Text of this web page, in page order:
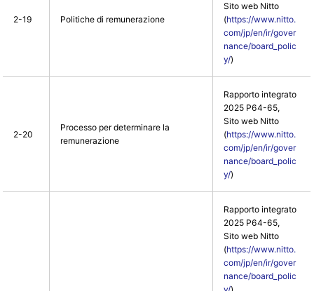
2-19 Politiche di remunerazione
Sito web Nitto
(https://www.nitto.
com/jp/en/ir/gover
nance/board_polic
y/)
2-20
Processo per determinare la
remunerazione
Rapporto integrato
2025 P64-65,
Sito web Nitto
(https://www.nitto.
com/jp/en/ir/gover
nance/board_polic
y/)
Rapporto integrato
2025 P64-65,
Sito web Nitto
(https://www.nitto.
com/jp/en/ir/gover
nance/board_polic